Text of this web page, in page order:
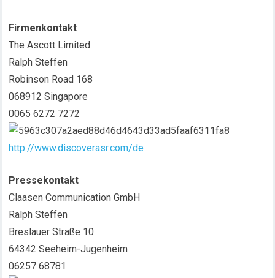
Firmenkontakt
The Ascott Limited
Ralph Steffen
Robinson Road 168
068912 Singapore
0065 6272 7272
http://www.discoverasr.com/de
Pressekontakt
Claasen Communication GmbH
Ralph Steffen
Breslauer Straße 10
64342 Seeheim-Jugenheim
06257 68781